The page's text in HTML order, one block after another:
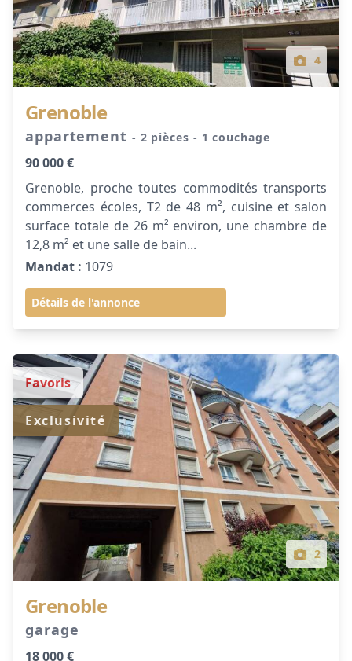
4
Grenoble
appartement - 2 pièces - 1 couchage
90 000 €
Grenoble, proche toutes commodités transports
commerces écoles, T2 de 48 m², cuisine et salon
surface totale de 26 m² environ, une chambre de
12,8 m² et une salle de bain...
Mandat : 1079
Détails de l'annonce
2
Favoris
Exclusivité
Grenoble
garage
18 000 €